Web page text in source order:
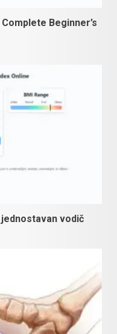
Beginner’s
vodič